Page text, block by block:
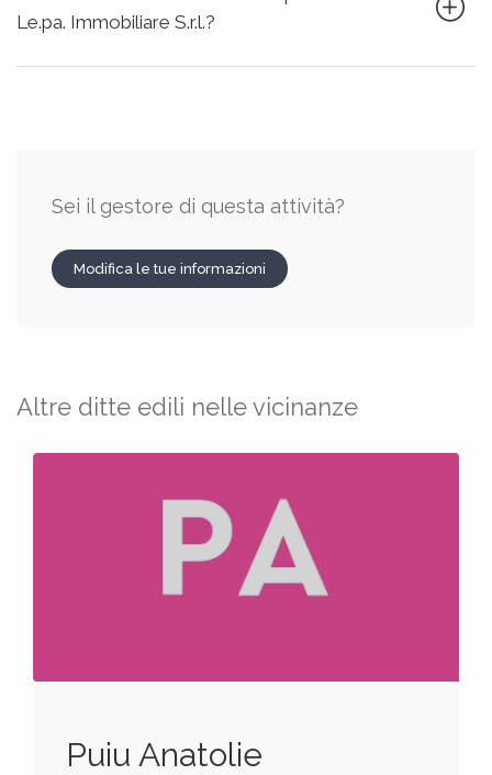
Le.pa. Immobiliare S.r.l.?
Sei il gestore di questa attività?
Modifica le tue informazioni
Altre ditte edili nelle vicinanze
Puiu Anatolie